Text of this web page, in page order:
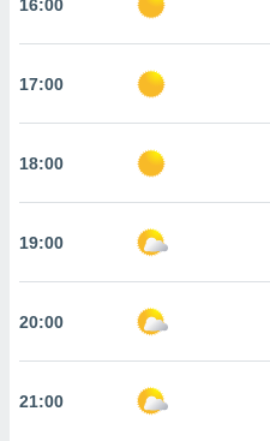
a la
todas
nuestros
nos
análisis
perfil
y
en
CONFIGURACIÓN
16:00
17:00
18:00
19:00
20:00
21:00